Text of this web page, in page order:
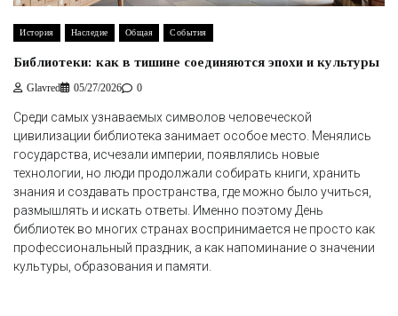
История Наследие Общая События
Библиотеки: как в тишине соединяются эпохи и культуры
Glavred 05/27/2026 0
Среди самых узнаваемых символов человеческой
цивилизации библиотека занимает особое место. Менялись
государства, исчезали империи, появлялись новые
технологии, но люди продолжали собирать книги, хранить
знания и создавать пространства, где можно было учиться,
размышлять и искать ответы. Именно поэтому День
библиотек во многих странах воспринимается не просто как
профессиональный праздник, а как напоминание о значении
культуры, образования и памяти.